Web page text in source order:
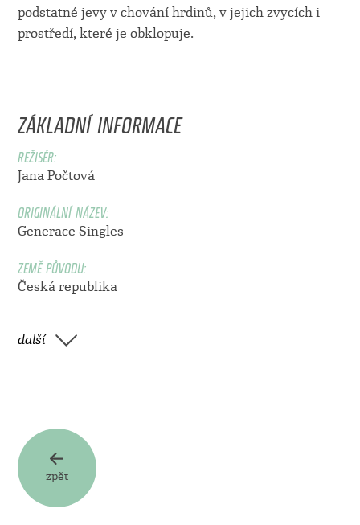
podstatné jevy v chování hrdinů, v jejich zvycích i
prostředí, které je obklopuje.
ZÁKLADNÍ INFORMACE
REŽISÉR:
Jana Počtová
ORIGINÁLNÍ NÁZEV:
Generace Singles
ZEMĚ PŮVODU:
Česká republika
další
zpět